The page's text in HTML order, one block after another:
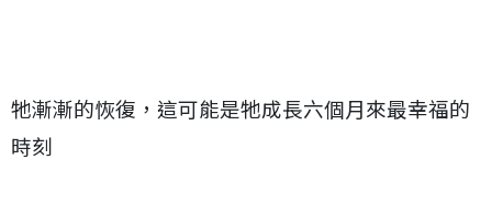
牠漸漸的恢復，這可能是牠成長六個月來最幸福的
時刻